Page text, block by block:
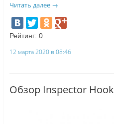
Читать далее →
Рейтинг: 0
12 марта 2020 в 08:46
Обзор Inspector Hook